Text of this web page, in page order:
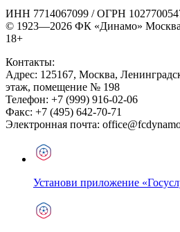
ИНН 7714067099 / ОГРН
© 1923—2026 ФК «Динамо»
18+
Контакты:
Адрес: 125167, Москва,
этаж, помещение № 198
Телефон: +7 (999) 916-02-06
Факс: +7 (495) 642-70-71
Электронная почта:
Установи приложение